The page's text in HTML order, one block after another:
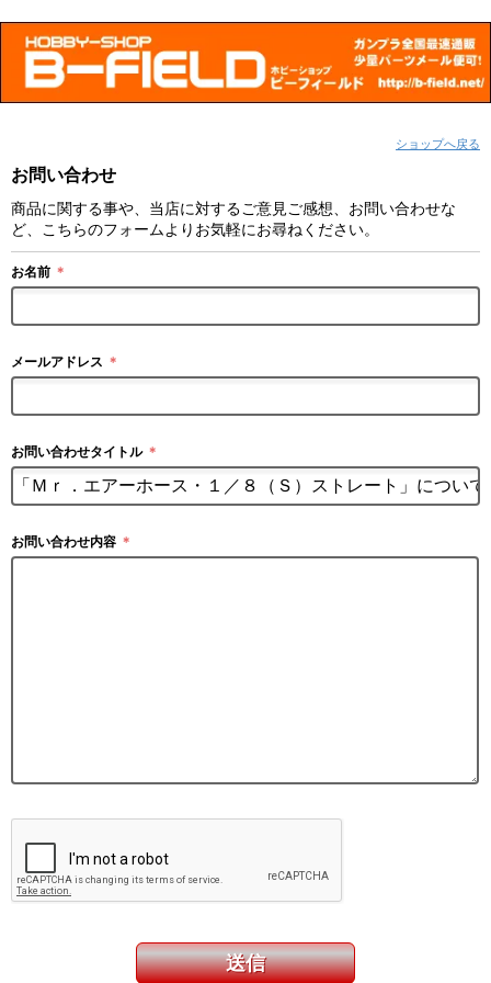
ショップへ戻る
お問い合わせ
商品に関する事や、当店に対するご意見ご感想、お問い合わせな
ど、こちらのフォームよりお気軽にお尋ねください。
お名前 ＊
メールアドレス ＊
お問い合わせタイトル ＊
お問い合わせ内容 ＊